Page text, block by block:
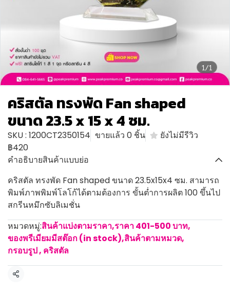
1/1
คริสตัล ทรงพัด Fan shaped
ขนาด 23.5 x 15 x 4 ซม.
SKU : 1200CT2350154 ขายแล้ว 0 ชิ้น
ยังไม่มีรีวิว
฿420
คำอธิบายสินค้าแบบย่อ
คริสตัล ทรงพัด Fan shaped ขนาด 23.5x15x4 ซม. สามารถ
พิมพ์ภาพพิมพ์โลโก้ได้ตามต้องการ ขั้นต่ำการผลิต 100 ขึ้นไป
สกรีนหมึกซับลิเมชั่น
หมวดหมู่:สินค้าแบ่งตามราคา,ราคา 401-500 บาท,
ของพรีเมียมมีสต๊อก (in stock),สินค้าตามหมวด,
กรอบรูป , คริสตัล
แชร์